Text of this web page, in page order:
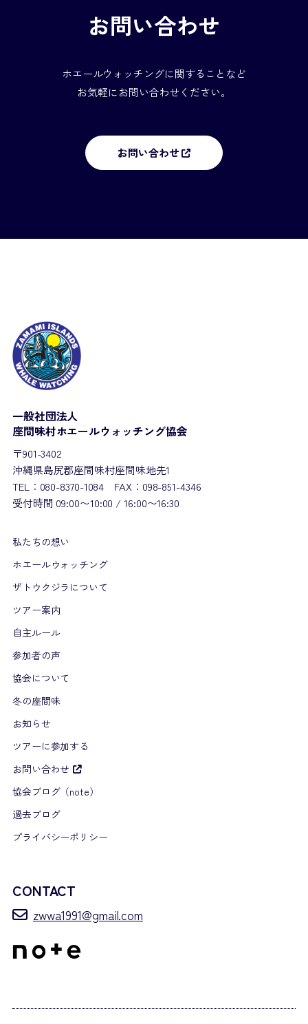
お問い合わせ
ホエールウォッチングに関することなど
お気軽にお問い合わせください。
お問い合わせ
一般社団法人
座間味村ホエールウォッチング協会
〒901-3402
沖縄県島尻郡座間味村座間味地先1
TEL：080-8370-1084 FAX：098-851-4346
受付時間 09:00〜10:00 / 16:00〜16:30
私たちの想い
ホエールウォッチング
ザトウクジラについて
ツアー案内
自主ルール
参加者の声
協会について
冬の座間味
お知らせ
ツアーに参加する
お問い合わせ
協会ブログ（note）
過去ブログ
プライバシーポリシー
CONTACT
zwwa1991@gmail.com